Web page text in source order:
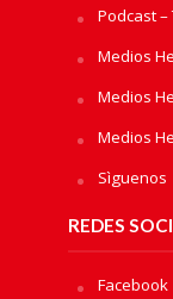
Podcast –
Medios
Medios
Medios
Sìguenos
REDES
Facebook